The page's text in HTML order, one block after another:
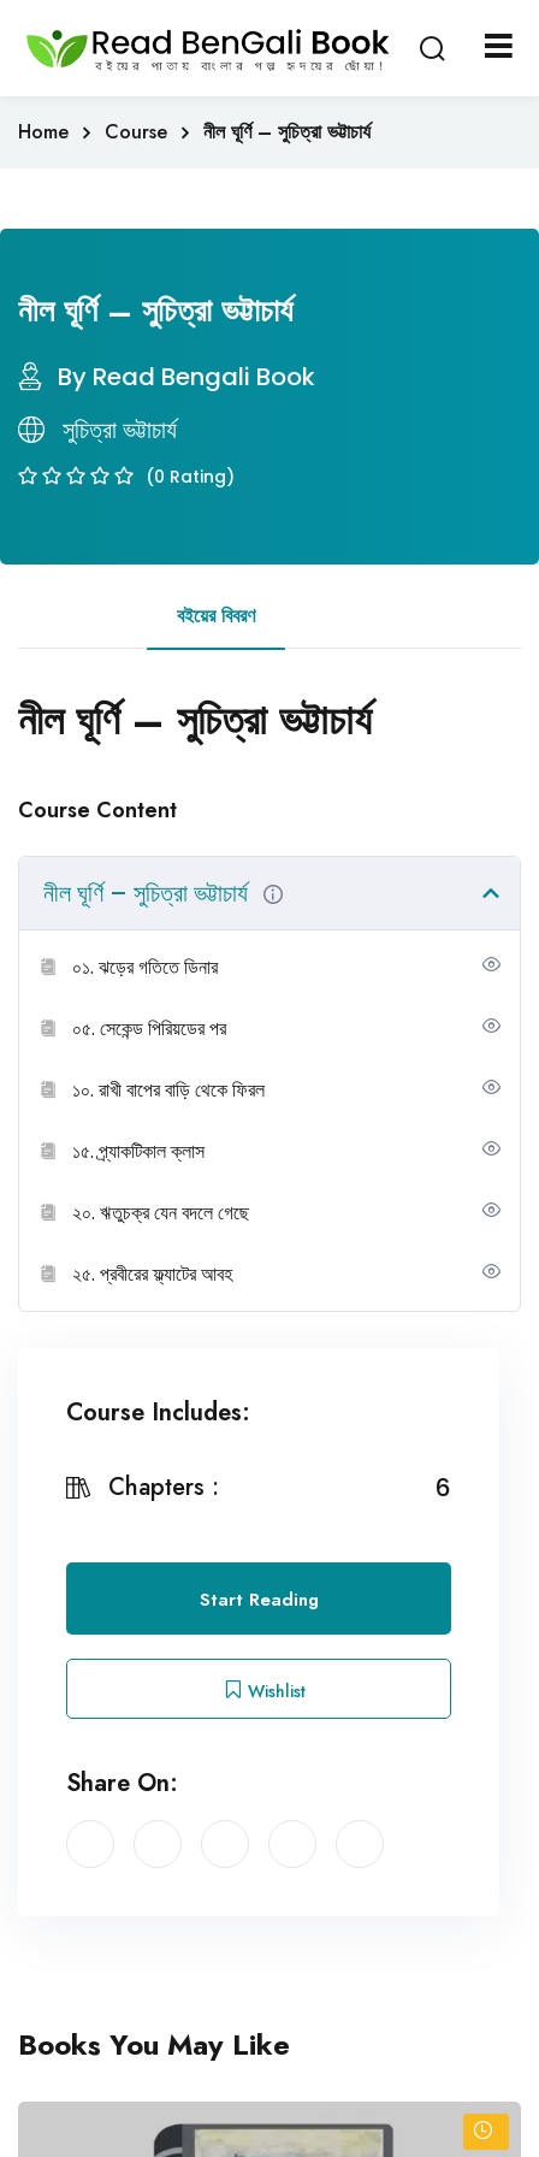
Home Course নীল ঘূর্ণি – সুচিত্রা ভট্টাচার্য
নীল ঘূর্ণি – সুচিত্রা ভট্টাচার্য
By Read Bengali Book
সুচিত্রা ভট্টাচার্য
(0 Rating)
বইয়ের বিবরণ
নীল ঘূর্ণি – সুচিত্রা ভট্টাচার্য
Course Content
নীল ঘূর্ণি – সুচিত্রা ভট্টাচার্য
০১. ঝড়ের গতিতে ডিনার
০৫. সেকেন্ড পিরিয়ডের পর
১০. রাখী বাপের বাড়ি থেকে ফিরল
১৫. প্র্যাকটিকাল ক্লাস
২০. ঋতুচক্র যেন বদলে গেছে
২৫. প্রবীরের ফ্ল্যাটের আবহ
Course Includes:
Chapters : 6
Start Reading
Wishlist
Share On:
Books You May Like
Sign in Sign up
Sign in
Remember me